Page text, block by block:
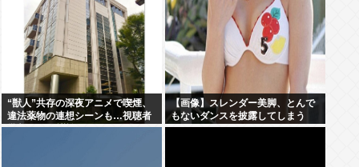
“獣人”共存の深夜アニメで喫煙、
違法薬物の連想シーンも…視聴者
批判でBPO議論
【画像】スレンダー美脚、とんで
もないダンスを披露してしまう
www